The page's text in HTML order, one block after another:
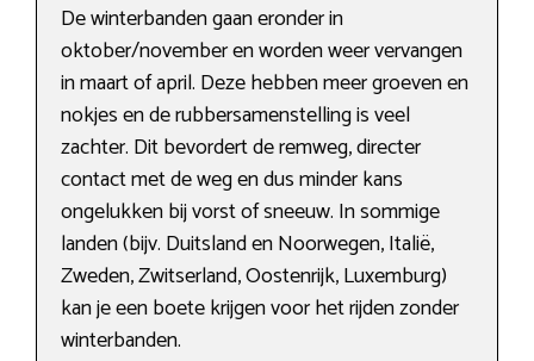
De winterbanden gaan eronder in
oktober/november en worden weer vervangen
in maart of april. Deze hebben meer groeven en
nokjes en de rubbersamenstelling is veel
zachter. Dit bevordert de remweg, directer
contact met de weg en dus minder kans
ongelukken bij vorst of sneeuw. In sommige
landen (bijv. Duitsland en Noorwegen, Italië,
Zweden, Zwitserland, Oostenrijk, Luxemburg)
kan je een boete krijgen voor het rijden zonder
winterbanden.